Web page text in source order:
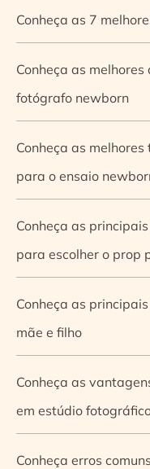
Conheça as 7
Conheça as
fotógrafo newborn
Conheça as
para o ensaio
Conheça as
para escolher o prop
Conheça as
mãe e filho
Conheça as
em estúdio
Conheça erros